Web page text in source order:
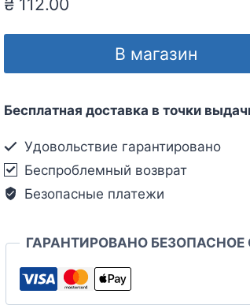
В магазин
Бесплатная доставка в точки
Удовольствие гарантировано
Беспроблемный возврат
Безопасные платежи
ГАРАНТИРОВАНО